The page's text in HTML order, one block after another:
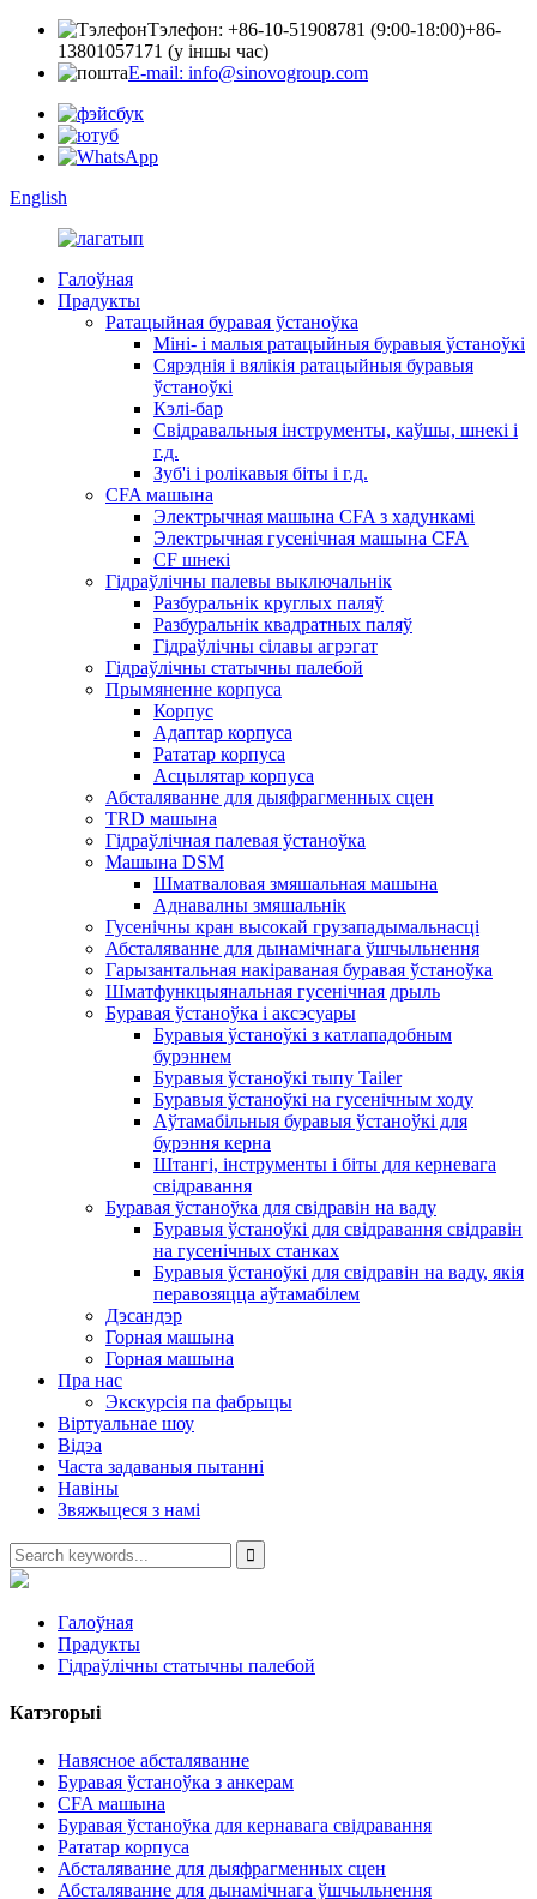
Тэлефон: +86-10-51908781 (9:00-18:00)+86-
13801057171 (у іншы час)
E-mail: info@sinovogroup.com
English
Галоўная
Прадукты
Ратацыйная буравая ўстаноўка
Міні- і малыя ратацыйныя буравыя ўстаноўкі
Сярэднія і вялікія ратацыйныя буравыя
ўстаноўкі
Кэлі-бар
Свідравальныя інструменты, каўшы, шнекі і
г.д.
Зуб'і і ролікавыя біты і г.д.
CFA машына
Электрычная машына CFA з хадункамі
Электрычная гусенічная машына CFA
CF шнекі
Гідраўлічны палевы выключальнік
Разбуральнік круглых паляў
Разбуральнік квадратных паляў
Гідраўлічны сілавы агрэгат
Гідраўлічны статычны палебой
Прымяненне корпуса
Корпус
Адаптар корпуса
Рататар корпуса
Асцылятар корпуса
Абсталяванне для дыяфрагменных сцен
TRD машына
Гідраўлічная палевая ўстаноўка
Машына DSM
Шматваловая змяшальная машына
Аднавалны змяшальнік
Гусенічны кран высокай грузападымальнасці
Абсталяванне для дынамічнага ўшчыльнення
Гарызантальная накіраваная буравая ўстаноўка
Шматфункцыянальная гусенічная дрыль
Буравая ўстаноўка і аксэсуары
Буравыя ўстаноўкі з катлападобным
бурэннем
Буравыя ўстаноўкі тыпу Tailer
Буравыя ўстаноўкі на гусенічным ходу
Аўтамабільныя буравыя ўстаноўкі для
бурэння керна
Штангі, інструменты і біты для керневага
свідравання
Буравая ўстаноўка для свідравін на ваду
Буравыя ўстаноўкі для свідравання свідравін
на гусенічных станках
Буравыя ўстаноўкі для свідравін на ваду, якія
перавозяцца аўтамабілем
Дэсандэр
Горная машына
Горная машына
Пра нас
Экскурсія па фабрыцы
Віртуальнае шоу
Відэа
Часта задаваныя пытанні
Навіны
Звяжыцеся з намі
Галоўная
Прадукты
Гідраўлічны статычны палебой
Катэгорыі
Навясное абсталяванне
Буравая ўстаноўка з анкерам
CFA машына
Буравая ўстаноўка для кернавага свідравання
Рататар корпуса
Абсталяванне для дыяфрагменных сцен
Абсталяванне для дынамічнага ўшчыльнення